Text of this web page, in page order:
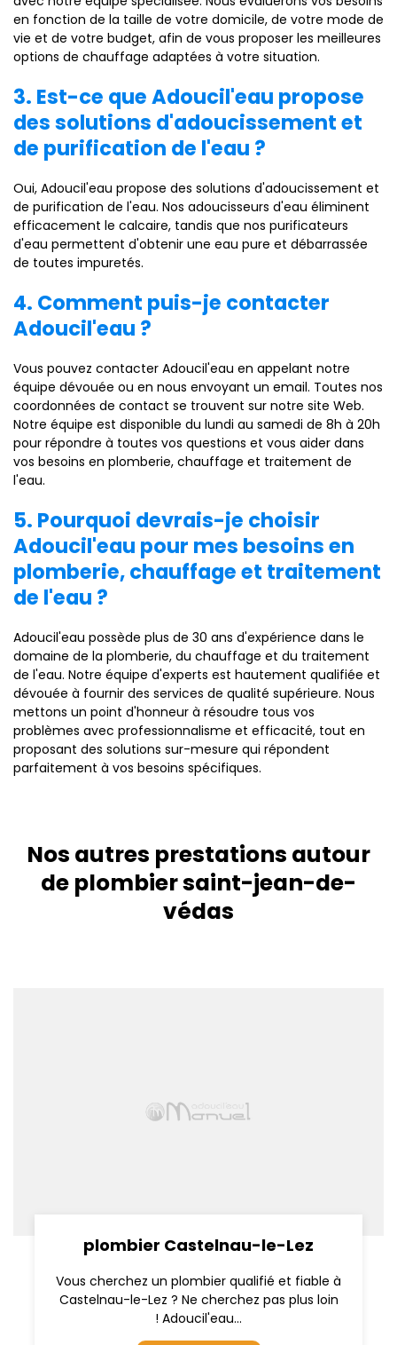
en fonction de la taille de votre domicile, de votre mode de
vie et de votre budget, afin de vous proposer les meilleures
options de chauffage adaptées à votre situation.
3. Est-ce que Adoucil'eau propose
des solutions d'adoucissement et
de purification de l'eau ?
Oui, Adoucil'eau propose des solutions d'adoucissement et
de purification de l'eau. Nos adoucisseurs d'eau éliminent
efficacement le calcaire, tandis que nos purificateurs
d'eau permettent d'obtenir une eau pure et débarrassée
de toutes impuretés.
4. Comment puis-je contacter
Adoucil'eau ?
Vous pouvez contacter Adoucil'eau en appelant notre
équipe dévouée ou en nous envoyant un email. Toutes nos
coordonnées de contact se trouvent sur notre site Web.
Notre équipe est disponible du lundi au samedi de 8h à 20h
pour répondre à toutes vos questions et vous aider dans
vos besoins en plomberie, chauffage et traitement de
l'eau.
5. Pourquoi devrais-je choisir
Adoucil'eau pour mes besoins en
plomberie, chauffage et traitement
de l'eau ?
Adoucil'eau possède plus de 30 ans d'expérience dans le
domaine de la plomberie, du chauffage et du traitement
de l'eau. Notre équipe d'experts est hautement qualifiée et
dévouée à fournir des services de qualité supérieure. Nous
mettons un point d'honneur à résoudre tous vos
problèmes avec professionnalisme et efficacité, tout en
proposant des solutions sur-mesure qui répondent
parfaitement à vos besoins spécifiques.
Nos autres prestations autour
de plombier saint-jean-de-
védas
plombier Castelnau-le-Lez
Vous cherchez un plombier qualifié et fiable à
Castelnau-le-Lez ? Ne cherchez pas plus loin
! Adoucil'eau...